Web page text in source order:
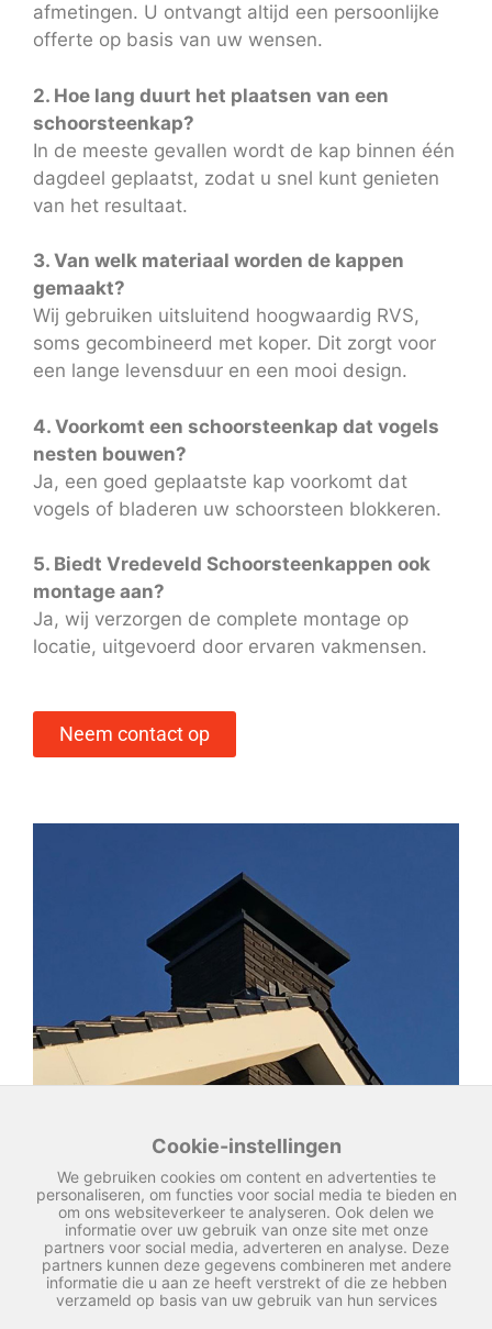
afmetingen. U ontvangt altijd een persoonlijke
offerte op basis van uw wensen.
2. Hoe lang duurt het plaatsen van een
schoorsteenkap?
In de meeste gevallen wordt de kap binnen één
dagdeel geplaatst, zodat u snel kunt genieten
van het resultaat.
3. Van welk materiaal worden de kappen
gemaakt?
Wij gebruiken uitsluitend hoogwaardig RVS,
soms gecombineerd met koper. Dit zorgt voor
een lange levensduur en een mooi design.
4. Voorkomt een schoorsteenkap dat vogels
nesten bouwen?
Ja, een goed geplaatste kap voorkomt dat
vogels of bladeren uw schoorsteen blokkeren.
5. Biedt Vredeveld Schoorsteenkappen ook
montage aan?
Ja, wij verzorgen de complete montage op
locatie, uitgevoerd door ervaren vakmensen.
Neem contact op
Cookie-instellingen
We gebruiken cookies om content en advertenties te
personaliseren, om functies voor social media te bieden en
om ons websiteverkeer te analyseren. Ook delen we
informatie over uw gebruik van onze site met onze
partners voor social media, adverteren en analyse. Deze
partners kunnen deze gegevens combineren met andere
informatie die u aan ze heeft verstrekt of die ze hebben
verzameld op basis van uw gebruik van hun services